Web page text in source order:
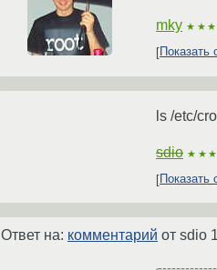
mky
Показать
ls /etc/
sdio
Показать
Ответ на: комментарий от sdio